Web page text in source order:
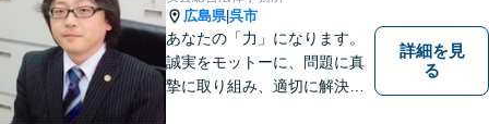
の気持ちに寄り添い、丁寧に
お応えします。
広島県|呉市
あなたの「力」になります。
誠実をモットーに、問題に真
摯に取り組み、適切に解決で
詳細を見
る